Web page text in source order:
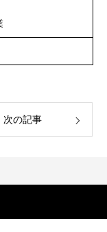
次の記事